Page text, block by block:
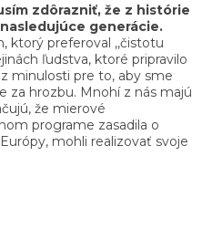
zdôrazniť, že z histórie
generácie.
ktorý preferoval ,,čistotu
ľudstva, ktoré pripravilo
minulosti pre to, aby sme
za hrozbu. Mnohí z nás majú
že mierové
programe zasadila o
mohli realizovať svoje